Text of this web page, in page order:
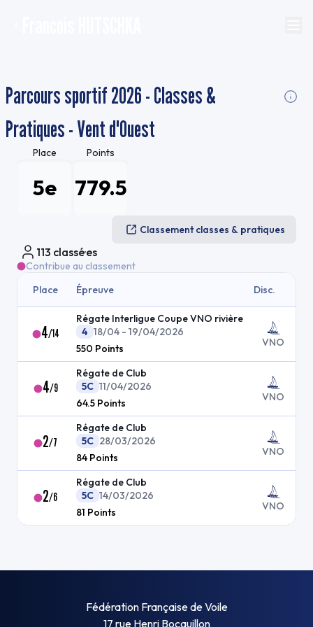
Parcours sportif 2026 - Classes &
Pratiques - Vent d'Ouest
Place
5e
Points
779.5
Classement classes & pratiques
113 classé·es
Contribue au classement
Place
Épreuve Disc.
4/14
Régate Interligue Coupe VNO rivière
4 18/04 - 19/04/2026
550 Points VNO
4/9
Régate de Club
5C 11/04/2026
64.5 Points VNO
2/7
Régate de Club
5C 28/03/2026
84 Points VNO
2/6
Régate de Club
5C 14/03/2026
81 Points VNO
Fédération Française de Voile
17 rue Henri Bocquillon